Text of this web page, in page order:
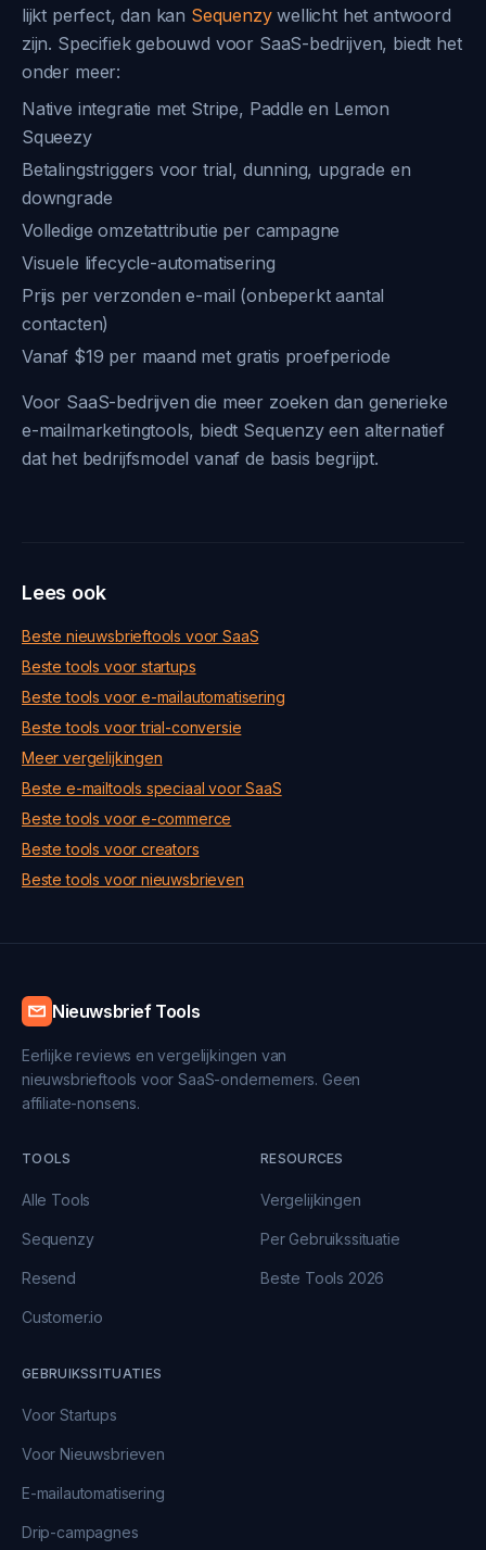
lijkt perfect, dan kan Sequenzywellicht het antwoord
zijn. Specifiek gebouwd voor SaaS-bedrijven, biedt het
onder meer:
Native integratie met Stripe, Paddle en Lemon
Squeezy
Betalingstriggers voor trial, dunning, upgrade en
downgrade
Volledige omzetattributie per campagne
Visuele lifecycle-automatisering
Prijs per verzonden e-mail (onbeperkt aantal
contacten)
Vanaf $19 per maand met gratis proefperiode
Voor SaaS-bedrijven die meer zoeken dan generieke
e-mailmarketingtools, biedt Sequenzy een alternatief
dat het bedrijfsmodel vanaf de basis begrijpt.
Lees ook
Beste nieuwsbrieftools voor SaaS
Beste tools voor startups
Beste tools voor e-mailautomatisering
Beste tools voor trial-conversie
Meer vergelijkingen
Beste e-mailtools speciaal voor SaaS
Beste tools voor e-commerce
Beste tools voor creators
Beste tools voor nieuwsbrieven
Nieuwsbrief Tools
Eerlijke reviews en vergelijkingen van
nieuwsbrieftools voor SaaS-ondernemers. Geen
affiliate-nonsens.
TOOLS
Alle Tools
Sequenzy
Resend
Customer.io
RESOURCES
Vergelijkingen
Per Gebruikssituatie
Beste Tools 2026
GEBRUIKSSITUATIES
Voor Startups
Voor Nieuwsbrieven
E-mailautomatisering
Drip-campagnes